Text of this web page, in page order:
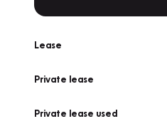
Lease
Private lease
Private lease used